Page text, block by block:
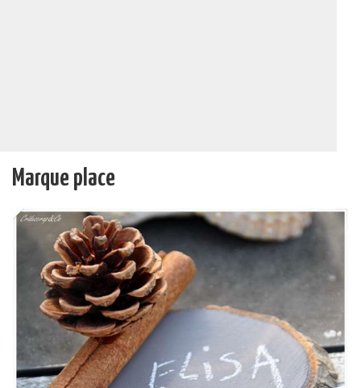
Marque place